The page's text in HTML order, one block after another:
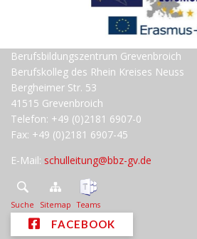
Berufsbildungszentrum Grevenbroich
Berufskolleg des Rhein Kreises Neuss
Bergheimer Str. 53
41515 Grevenbroich
Telefon: +49 (0)2181 6907-0
Fax: +49 (0)2181 6907-45
E-Mail: schulleitung@bbz-gv.de
Suche Sitemap Teams
FACEBOOK